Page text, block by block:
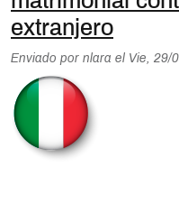
extranjero
Enviado por nlara el Vie, 29/